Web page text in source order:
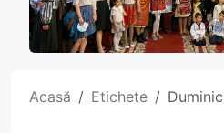
Acasă Etichete